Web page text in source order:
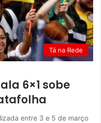
Tá na Rede
6×1 sobe
entre 3 e 5 de março